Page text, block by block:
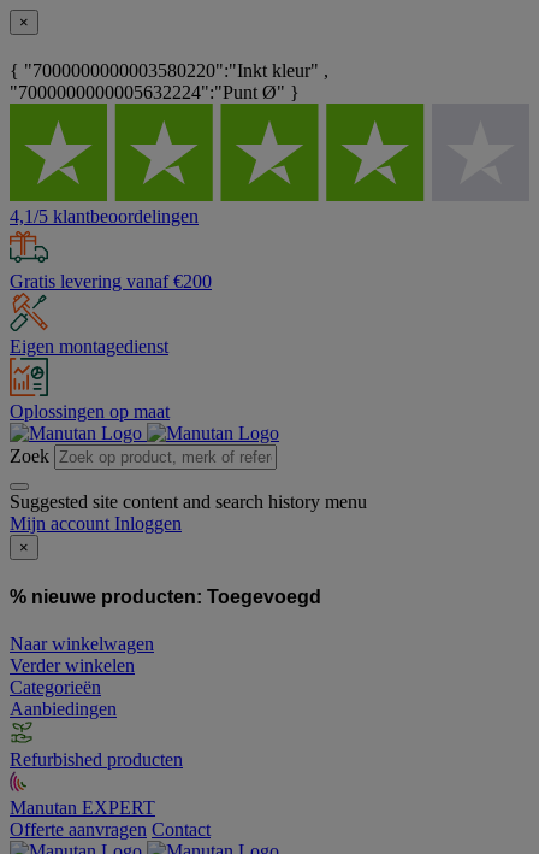
×
{ "7000000000003580220":"Inkt kleur" ,
"7000000000005632224":"Punt Ø" }
4,1/5 klantbeoordelingen
Gratis levering vanaf €200
Eigen montagedienst
Oplossingen op maat
Zoek
Suggested site content and search history menu
Mijn account Inloggen
×
% nieuwe producten: Toegevoegd
Naar winkelwagen
Verder winkelen
Categorieën
Aanbiedingen
Refurbished producten
Manutan EXPERT
Offerte aanvragen Contact